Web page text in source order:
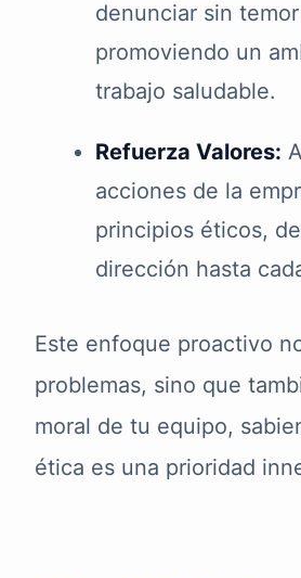
denunciar sin
promoviendo un
trabajo saludable.
Refuerza Valores:
acciones de la
principios éticos,
dirección hasta
Este enfoque proactivo
problemas, sino que
moral de tu equipo,
ética es una prioridad